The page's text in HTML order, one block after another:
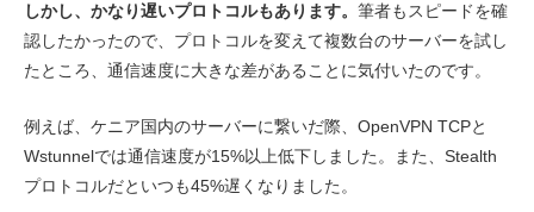
しかし、かなり遅いプロトコルもあります。 筆者もスピードを確
認したかったので、プロトコルを変えて複数台のサーバーを試し
たところ、通信速度に大きな差があることに気付いたのです。
例えば、ケニア国内のサーバーに繋いだ際、OpenVPN TCPと
Wstunnelでは通信速度が15%以上低下しました。また、Stealth
プロトコルだといつも45%遅くなりました。